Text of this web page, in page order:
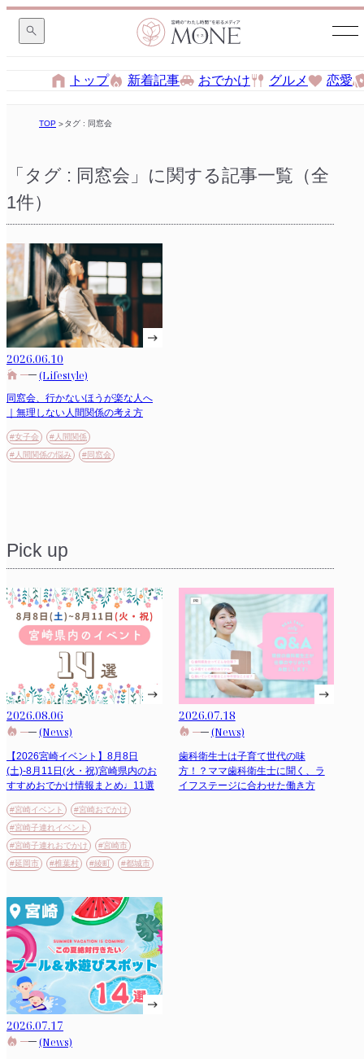
トップ 新着記事 おでかけ グルメ 恋愛
TOP タグ : 同窓会
「タグ : 同窓会」に関する記事一覧（全
1件）
2026.06.10
(Lifestyle)
同窓会、行かないほうが楽な人へ
｜無理しない人間関係の考え方
#女子会
#人間関係
#人間関係の悩み
#同窓会
Pick up
2026.08.06
(News)
【2026宮崎イベント】8月8日
(土)-8月11日(火・祝)宮崎県内のお
すすめおでかけ情報まとめ♩11選
#宮崎イベント
#宮崎おでかけ
#宮崎子連れイベント
#宮崎子連れおでかけ
#宮崎市
#延岡市
#椎葉村 #綾町 #都城市
2026.07.18
(News)
歯科衛生士は子育て世代の味
方！？ママ歯科衛生士に聞く、ラ
イフステージに合わせた働き方
2026.07.17
(News)